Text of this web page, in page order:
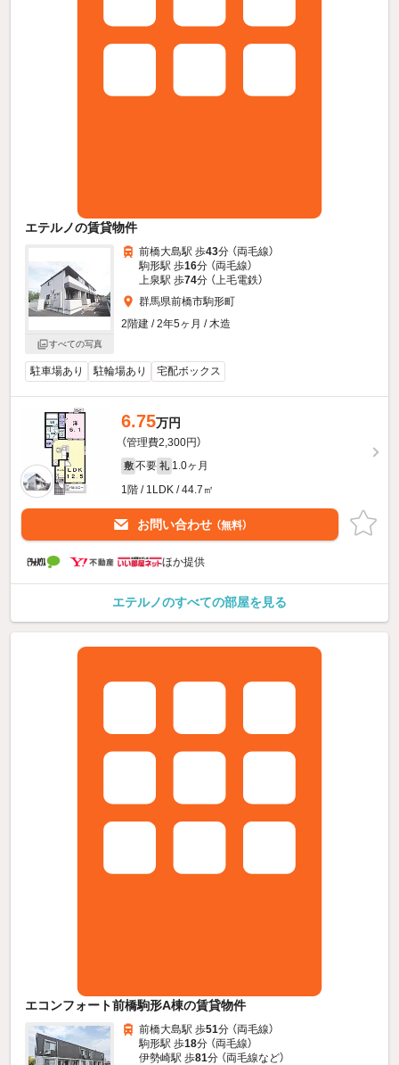
エテルノの賃貸物件
すべての写真
前橋大島駅 歩43分 （両毛線）
駒形駅 歩16分 （両毛線）
上泉駅 歩74分 （上毛電鉄）
群馬県前橋市駒形町
2階建 / 2年5ヶ月 / 木造
駐車場あり 駐輪場あり 宅配ボックス
6.75万円
（管理費2,300円）
敷 不要 礼 1.0ヶ月
1階 / 1LDK / 44.7㎡
お問い合わせ （無料）
ほか提供
エテルノのすべての部屋を見る
エコンフォート前橋駒形A棟の賃貸物件
前橋大島駅 歩51分 （両毛線）
駒形駅 歩18分 （両毛線）
伊勢崎駅 歩81分 （両毛線など）